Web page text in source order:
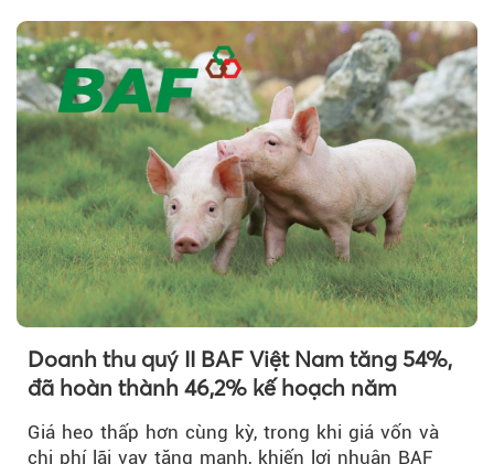
Doanh thu quý II BAF Việt Nam tăng 54%,
đã hoàn thành 46,2% kế hoạch năm
Giá heo thấp hơn cùng kỳ, trong khi giá vốn và
chi phí lãi vay tăng mạnh, khiến lợi nhuận BAF